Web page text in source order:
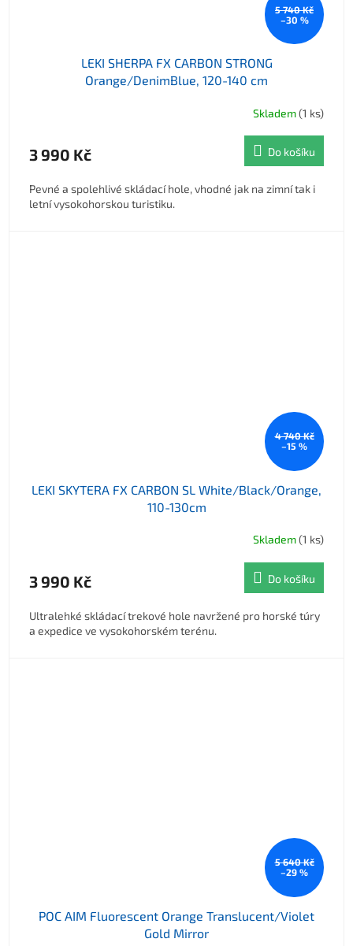
5 740 Kč
–30 %
LEKI SHERPA FX CARBON STRONG
Orange/DenimBlue, 120-140 cm
Průměrné hodnocení produktu je 5,0 z 5 hvězdiček.
Skladem(1 ks)
3 990 Kč Do košíku
Pevné a spolehlivé skládací hole, vhodné jak na zimní tak i
letní vysokohorskou turistiku.
4 740 Kč
–15 %
LEKI SKYTERA FX CARBON SL White/Black/Orange,
110-130cm
Skladem(1 ks)
3 990 Kč Do košíku
Ultralehké skládací trekové hole navržené pro horské túry
a expedice ve vysokohorském terénu.
5 640 Kč
–29 %
POC AIM Fluorescent Orange Translucent/Violet
Gold Mirror